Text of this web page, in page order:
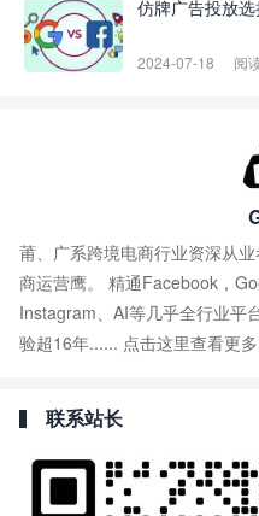
仿牌广告投放
2024-07-18 阅
莆、广系跨境电商行业资深从
商运营鹰。 精通Facebook，
Instagram、AI等几乎全行业平
验超16年...... 点击这里查看更多
联系站长